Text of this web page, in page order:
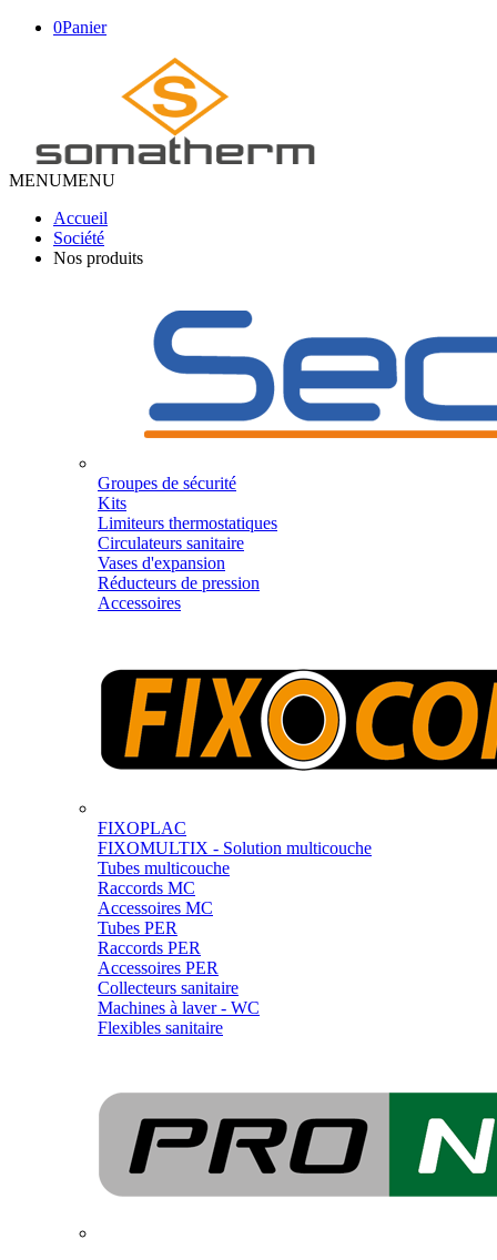
0Panier
MENUMENU
Accueil
Société
Nos produits
Groupes de sécurité
Kits
Limiteurs thermostatiques
Circulateurs sanitaire
Vases d'expansion
Réducteurs de pression
Accessoires
FIXOPLAC
FIXOMULTIX - Solution multicouche
Tubes multicouche
Raccords MC
Accessoires MC
Tubes PER
Raccords PER
Accessoires PER
Collecteurs sanitaire
Machines à laver - WC
Flexibles sanitaire